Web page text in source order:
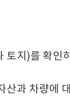
토지)를 확인
산과 차량에